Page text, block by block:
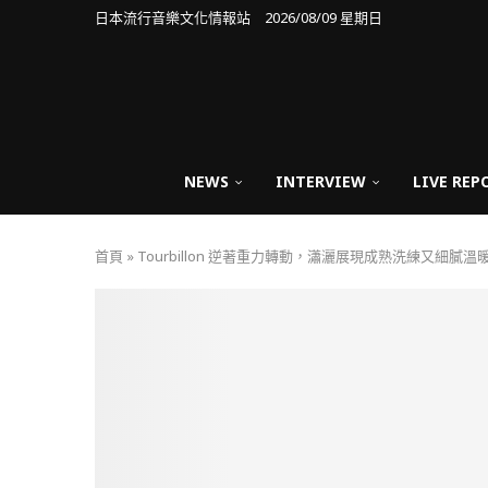
日本流行音樂文化情報站 2026/08/09 星期日
NEWS INTERVIEW LIVE
首頁 » Tourbillon 逆著重力轉動，瀟灑展現成熟洗練又細膩溫